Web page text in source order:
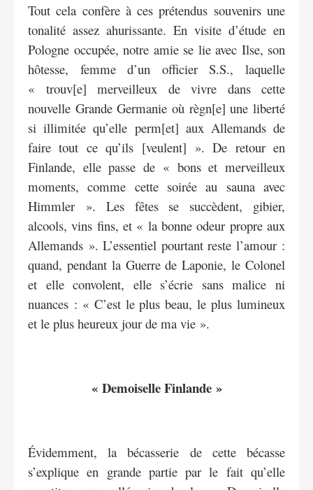
Tout cela confère à ces prétendus souvenirs une
tonalité assez ahurissante. En visite d’étude en
Pologne occupée, notre amie se lie avec Ilse, son
hôtesse, femme d’un officier S.S., laquelle
« trouv[e] merveilleux de vivre dans cette
nouvelle Grande Germanie où règn[e] une liberté
si illimitée qu’elle perm[et] aux Allemands de
faire tout ce qu’ils [veulent] ». De retour en
Finlande, elle passe de « bons et merveilleux
moments, comme cette soirée au sauna avec
Himmler ». Les fêtes se succèdent, gibier,
alcools, vins fins, et « la bonne odeur propre aux
Allemands ». L’essentiel pourtant reste l’amour :
quand, pendant la Guerre de Laponie, le Colonel
et elle convolent, elle s’écrie sans malice ni
nuances : « C’est le plus beau, le plus lumineux
et le plus heureux jour de ma vie ».
« Demoiselle Finlande »
Évidemment, la bécasserie de cette bécasse
s’explique en grande partie par le fait qu’elle